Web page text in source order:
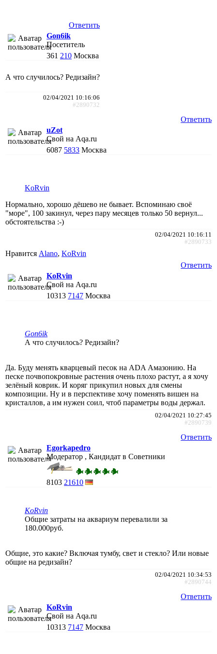
Ответить
Gon6ik
Посетитель
361 210 Москва
А что случилось? Редизайн?
02/04/2021 10:16:06
#2890732
Ответить
uZot
Свой на Aqa.ru
6087 5833 Москва
KoRvin
Нормально, хорошо дёшево не бывает. Вспоминаю своё
"море", 100 закинул, через пару месяцев только 50 вернул...
обстоятельства :-)
02/04/2021 10:16:11
#2890733
Нравится Alano, KoRvin
Ответить
KoRvin
Свой на Aqa.ru
10313 7147 Москва
Gon6ik
А что случилось? Редизайн?
Да. Буду менять кварцевый песок на ADA Амазонию. На
песке почвопокровные растения очень плохо растут, а я хочу
зелёный коврик. И коряг прикупил новых для смены
композиции. Ну и в перспективе хочу поменять вишен на
кристаллов, а им нужен соил, чтоб параметры воды держал.
02/04/2021 10:27:45
#2890739
Ответить
Egorkapedro
Модератор , Кандидат в Советники
8103 21610
KoRvin
Общие затраты на аквариум перевалили за
180.000руб.
Общие, это какие? Включая тумбу, свет и стекло? Или новые
общие на редизайн?
02/04/2021 10:34:53
#2890744
Ответить
KoRvin
Свой на Aqa.ru
10313 7147 Москва